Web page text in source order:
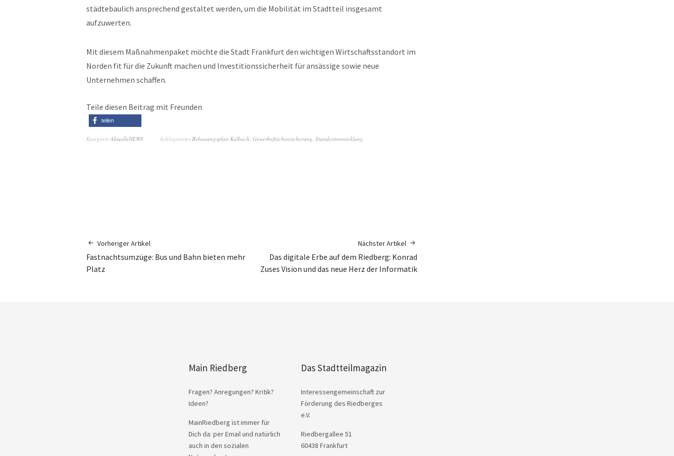
städtebaulich ansprechend gestaltet werden, um die Mobilität im Stadtteil insgesamt
aufzuwerten.
Mit diesem Maßnahmenpaket möchte die Stadt Frankfurt den wichtigen Wirtschaftsstandort im
Norden fit für die Zukunft machen und Investitionssicherheit für ansässige sowie neue
Unternehmen schaffen.
Teile diesen Beitrag mit Freunden
teilen
Kategorie AktuelleNEWS SchlagwörterBebauungsplan Kalbach, Gewerbeflächensicherung, Standortentwicklung
Vorheriger Artikel
Fastnachtsumzüge: Bus und Bahn bieten mehr
Platz
Nächster Artikel
Das digitale Erbe auf dem Riedberg: Konrad
Zuses Vision und das neue Herz der Informatik
Main Riedberg
Fragen? Anregungen? Kritik?
Ideen?
MainRiedberg ist immer für
Dich da: per Email und natürlich
auch in den sozialen
Das Stadtteilmagazin
Interessengemeinschaft zur
Förderung des Riedberges
e.V.
Riedbergallee 51
60438 Frankfurt